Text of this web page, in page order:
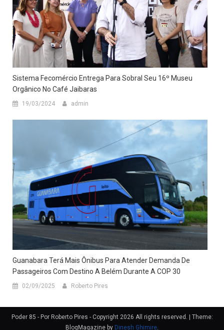
Sistema Fecomércio Entrega Para Sobral Seu 16º Museu
Orgânico No Café Jaibaras
19/03/2024 admin
Guanabara Terá Mais Ônibus Para Atender Demanda De
Passageiros Com Destino A Belém Durante A COP 30
02/09/2025 Roberto Pires
Poder 85 - Por Roberto Pires - Copyright 2026 All rights reserved.
Theme:
BlogMagazine by Dinesh Ghimire.